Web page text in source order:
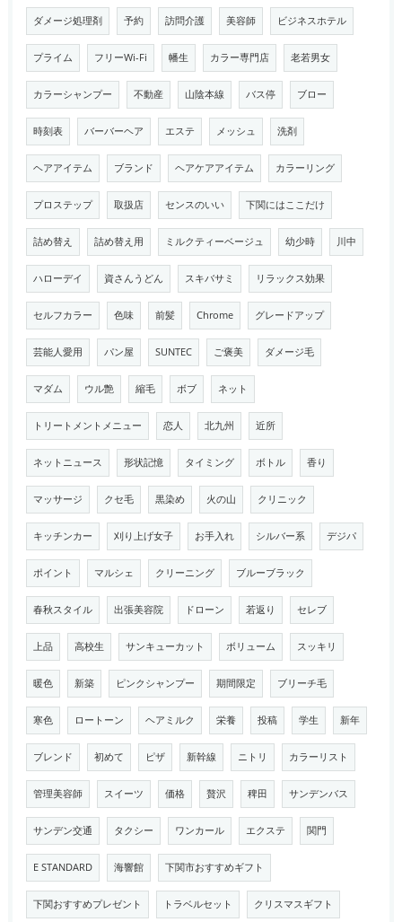
ダメージ処理剤 予約 訪問介護 美容師 ビジネスホテル
プライム フリーWi-Fi 幡生 カラー専門店 老若男女
カラーシャンプー 不動産 山陰本線 バス停 ブロー
時刻表 バーバーヘア エステ メッシュ 洗剤
ヘアアイテム ブランド ヘアケアアイテム カラーリング
プロステップ 取扱店 センスのいい 下関にはここだけ
詰め替え 詰め替え用 ミルクティーベージュ 幼少時 川中
ハローデイ 資さんうどん スキバサミ リラックス効果
セルフカラー 色味 前髪 Chrome グレードアップ
芸能人愛用 パン屋 SUNTEC ご褒美 ダメージ毛
マダム ウル艶 縮毛 ボブ ネット
トリートメントメニュー 恋人 北九州 近所
ネットニュース 形状記憶 タイミング ボトル 香り
マッサージ クセ毛 黒染め 火の山 クリニック
キッチンカー 刈り上げ女子 お手入れ シルバー系 デジパ
ポイント マルシェ クリーニング ブルーブラック
春秋スタイル 出張美容院 ドローン 若返り セレブ
上品 高校生 サンキューカット ボリューム スッキリ
暖色 新築 ピンクシャンプー 期間限定 ブリーチ毛
寒色 ロートーン ヘアミルク 栄養 投稿 学生 新年
ブレンド 初めて ピザ 新幹線 ニトリ カラーリスト
管理美容師 スイーツ 価格 贅沢 稗田 サンデンバス
サンデン交通 タクシー ワンカール エクステ 関門
E STANDARD 海響館 下関市おすすめギフト
下関おすすめプレゼント トラベルセット クリスマスギフト